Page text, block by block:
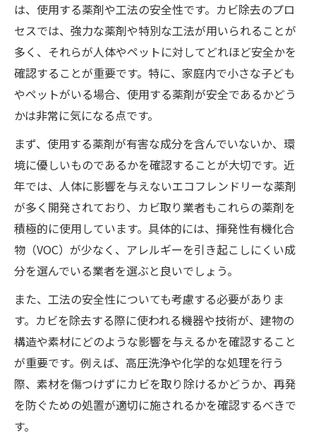
は、使用する薬剤や工法の安全性です。カビ除去のプロ
セスでは、強力な薬剤や特別な工法が用いられることが
多く、それらが人体やペットに対してどれほど安全かを
確認することが重要です。特に、家庭内で小さな子ども
やペットがいる場合、使用する薬剤が安全であるかどう
かは非常に気になる点です。
まず、使用する薬剤が有害な成分を含んでいないか、環
境に優しいものであるかを確認することが大切です。近
年では、人体に影響を与えないエコフレンドリーな薬剤
が多く開発されており、カビ取り業者もこれらの薬剤を
積極的に使用しています。具体的には、揮発性有機化合
物（VOC）が少なく、アレルギーを引き起こしにくい成
分を選んでいる業者を選ぶと良いでしょう。
また、工法の安全性についても考慮する必要がありま
す。カビを除去する際に使われる機器や技術が、建物の
構造や素材にどのような影響を与えるかを確認すること
が重要です。例えば、高圧洗浄や化学的な処理を行う
際、素材を傷つけずにカビを取り除けるかどうか、再発
を防ぐための処置が適切に施されるかを確認するべきで
す。